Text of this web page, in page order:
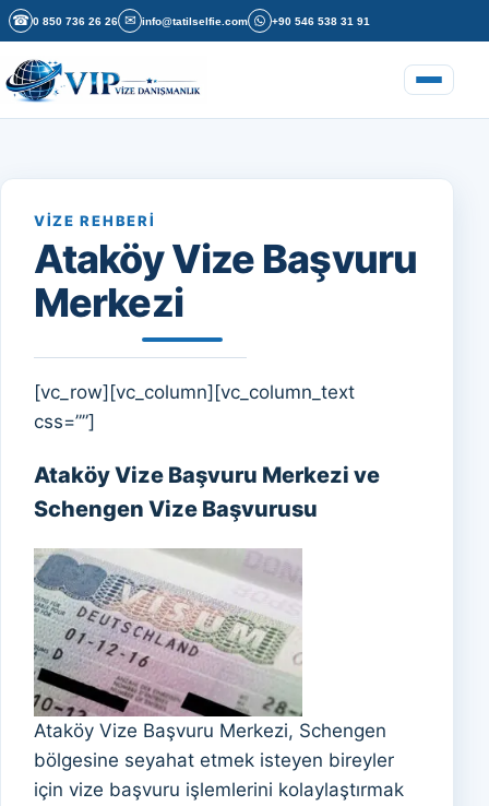
İçeriğe geç
☎ 0 850 736 26 26 ✉ info@tatilselfie.com +90 546 538 31 91
Menüyü
VIZE REHBERI
Ataköy Vize Başvuru
Merkezi
[vc_row][vc_column][vc_column_text
css=””]
Ataköy Vize Başvuru Merkezi ve
Schengen Vize Başvurusu
Ataköy Vize Başvuru Merkezi, Schengen
bölgesine seyahat etmek isteyen bireyler
için vize başvuru işlemlerini kolaylaştırmak